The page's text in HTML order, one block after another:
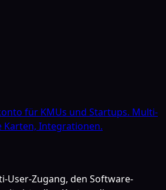
für KMUs und Startups. Multi-
Karten, Integrationen.
User-Zugang, den Software-